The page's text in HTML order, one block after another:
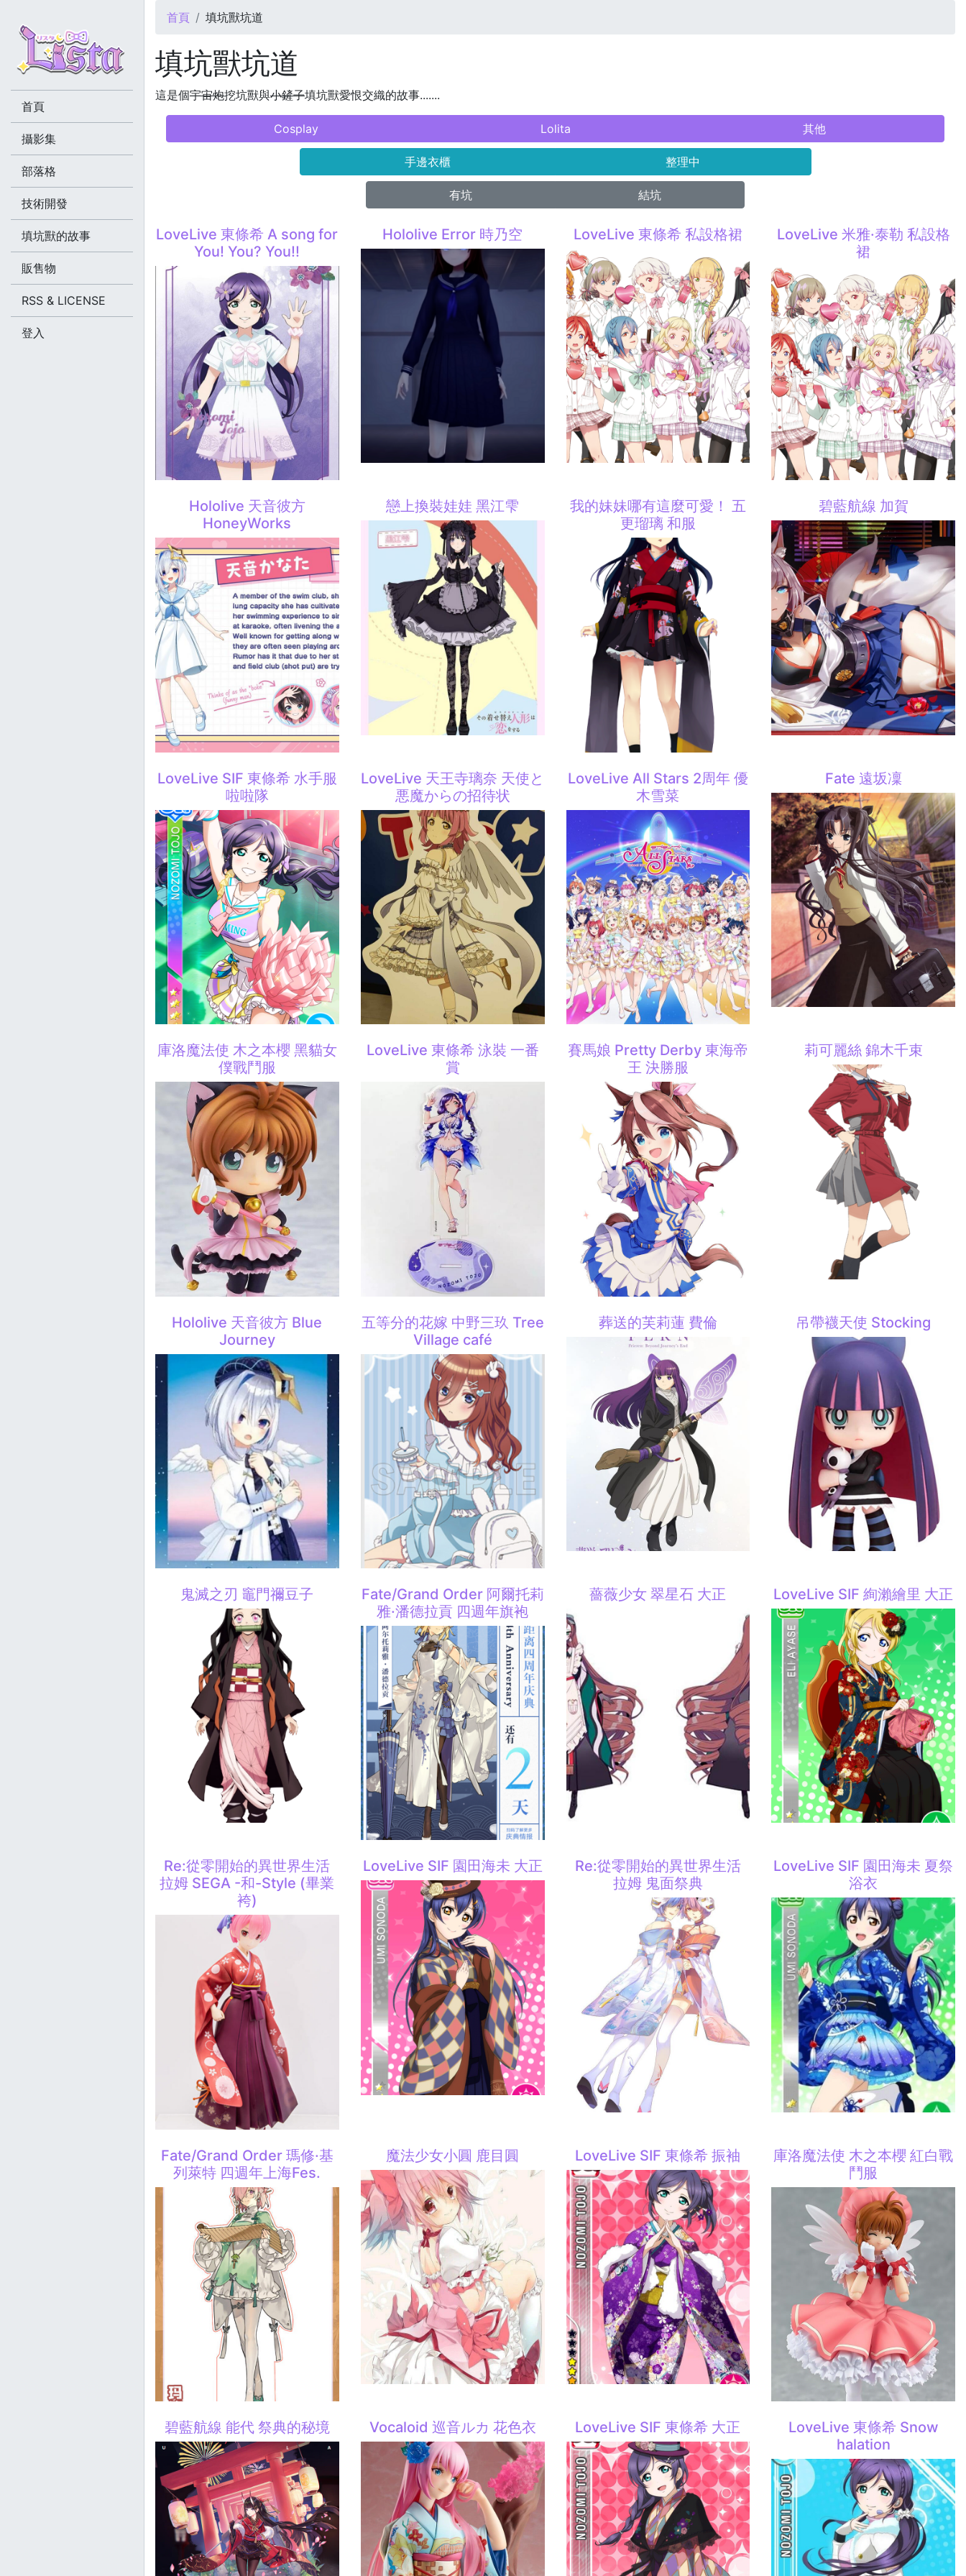
您在這裡
首頁 填坑獸坑道
填坑獸坑道
這是個宇宙炮挖坑獸與小鏟子填坑獸愛恨交織的故事.......
Cosplay Lolita 其他
手邊衣櫃 整理中
有坑 結坑
LoveLive 東條希 A song for
You! You? You!!
Hololive Error 時乃空 LoveLive 東條希 私設格裙
LoveLive 米雅·泰勒 私設格
裙
Hololive 天音彼方
HoneyWorks
戀上換裝娃娃 黑江雫
我的妹妹哪有這麼可愛！ 五
更瑠璃 和服
碧藍航線 加賀
LoveLive SIF 東條希 水手服
啦啦隊
LoveLive 天王寺璃奈 天使と
悪魔からの招待状
LoveLive All Stars 2周年 優
木雪菜
Fate 遠坂凜
庫洛魔法使 木之本櫻 黑貓女
僕戰鬥服
LoveLive 東條希 泳裝 一番
賞
賽馬娘 Pretty Derby 東海帝
王 決勝服
莉可麗絲 錦木千束
Hololive 天音彼方 Blue
Journey
五等分的花嫁 中野三玖 Tree
Village café
葬送的芙莉蓮 費倫 吊帶襪天使 Stocking
鬼滅之刃 竈門禰豆子
Fate/Grand Order 阿爾托莉
雅·潘德拉貢 四週年旗袍
薔薇少女 翠星石 大正 LoveLive SIF 絢瀨繪里 大正
Re:從零開始的異世界生活
拉姆 SEGA -和-Style (畢業
袴)
LoveLive SIF 園田海未 大正
Re:從零開始的異世界生活
拉姆 鬼面祭典
LoveLive SIF 園田海未 夏祭
浴衣
Fate/Grand Order 瑪修·基
列萊特 四週年上海Fes.
魔法少女小圓 鹿目圓 LoveLive SIF 東條希 振袖
庫洛魔法使 木之本櫻 紅白戰
鬥服
碧藍航線 能代 祭典的秘境 Vocaloid 巡音ルカ 花色衣 LoveLive SIF 東條希 大正
LoveLive 東條希 Snow
halation
首頁
攝影集
部落格
技術開發
填坑獸的故事
販售物
RSS & LICENSE
登入